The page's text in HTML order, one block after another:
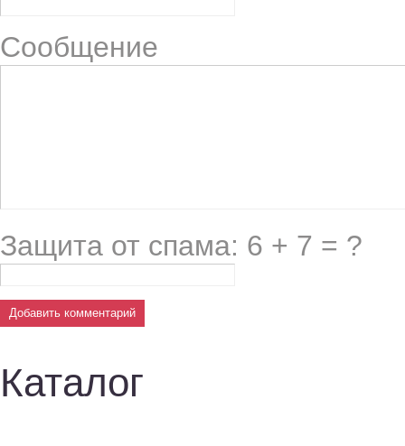
Сообщение
Защита от спама: 6 + 7 = ?
Каталог